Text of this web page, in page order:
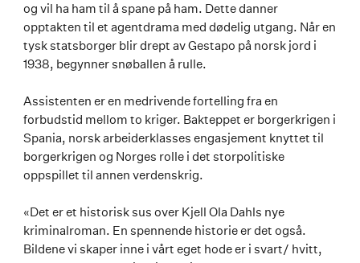
og vil ha ham til å spane på ham. Dette danner
opptakten til et agentdrama med dødelig utgang. Når en
tysk statsborger blir drept av Gestapo på norsk jord i
1938, begynner snøballen å rulle.
Assistenten er en medrivende fortelling fra en
forbudstid mellom to kriger. Bakteppet er borgerkrigen i
Spania, norsk arbeiderklasses engasjement knyttet til
borgerkrigen og Norges rolle i det storpolitiske
oppspillet til annen verdenskrig.
«Det er et historisk sus over Kjell Ola Dahls nye
kriminalroman. En spennende historie er det også.
Bildene vi skaper inne i vårt eget hode er i svart/ hvitt,